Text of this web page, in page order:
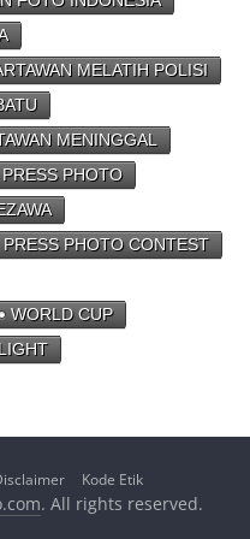
MELATIH POLISI
MENINGGAL
PHOTO
PHOTO CONTEST
WORLD CUP
Kode Etik
. All rights reserved.